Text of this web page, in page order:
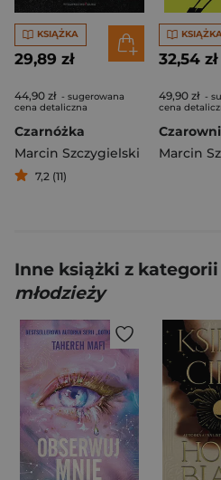
KSIĄŻKA
29,89 zł
44,90 zł - sugerowana
cena detaliczna
Czarnóżka
Marcin Szczygielski
7,2 (11)
32,54 zł
49,90 zł -
cena
Marcin
Inne książki z kategorii
młodzieży